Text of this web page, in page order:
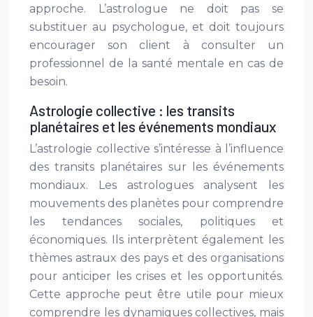
approche. L’astrologue ne doit pas se
substituer au psychologue, et doit toujours
encourager son client à consulter un
professionnel de la santé mentale en cas de
besoin.
Astrologie collective : les transits
planétaires et les événements mondiaux
L’astrologie collective s’intéresse à l’influence
des transits planétaires sur les événements
mondiaux. Les astrologues analysent les
mouvements des planètes pour comprendre
les tendances sociales, politiques et
économiques. Ils interprètent également les
thèmes astraux des pays et des organisations
pour anticiper les crises et les opportunités.
Cette approche peut être utile pour mieux
comprendre les dynamiques collectives, mais